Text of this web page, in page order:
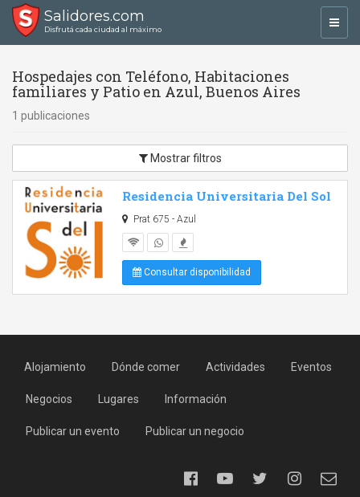
Salidores.com
Disfrutá cada ciudad al máximo
Hospedajes con Teléfono, Habitaciones
familiares y Patio en Azul, Buenos Aires
1 publicaciones
Mostrar filtros
Residencia Universitaria Del Sol
Prat 675 - Azul
Consultar disponibilidad
Alojamiento Dónde comer Actividades Eventos
Negocios Lugares Información
Publicar un evento Publicar un negocio